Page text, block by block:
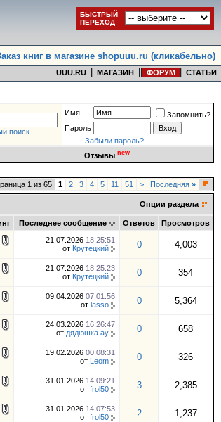
БЫСТРЫЙ
ПЕРЕХОД
книг в магазине shopuuu.ru (кликабельно)
UUU.RU МАГАЗИН ФОРУМ СТАТЬИ
поиск
Имя
Запомнить?
Пароль
Забыли пароль?
Отзывы new
1 из 65 1 2 3 4 5 11 51 > Последняя »
Опции раздела
Последнее сообщение Ответов Просмотров
21.07.2026 18:25:51
от Крутецкий 0 4,003
21.07.2026 18:25:23
от Крутецкий 0 354
09.04.2026 07:01:56
от lasso 0 5,364
24.03.2026 16:26:47
от дядюшка ау 0 658
19.02.2026 00:08:31
от Leom 0 326
31.01.2026 14:09:21
от frol50 3 2,385
31.01.2026 14:07:53
от frol50 2 1,237